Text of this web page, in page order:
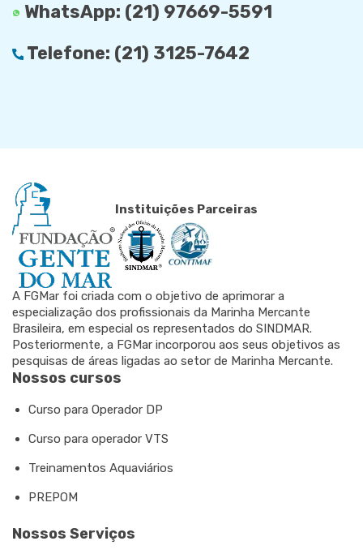
WhatsApp: (21) 97669-5591
Telefone: (21) 3125-7642
Instituições Parceiras
A FGMar foi criada com o objetivo de aprimorar a
especialização dos profissionais da Marinha Mercante
Brasileira, em especial os representados do SINDMAR.
Posteriormente, a FGMar incorporou aos seus objetivos as
pesquisas de áreas ligadas ao setor de Marinha Mercante.
Nossos cursos
Curso para Operador DP
Curso para operador VTS
Treinamentos Aquaviários
PREPOM
Nossos Serviços